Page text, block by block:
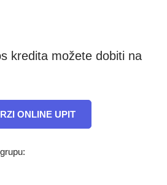
kredita možete dobiti na
ONLINE UPIT